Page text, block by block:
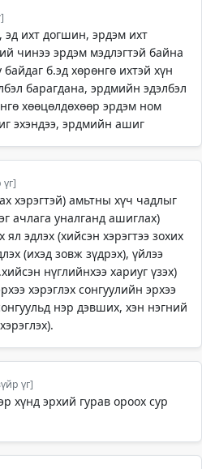
эд ихт догшин, эрдэм ихт
чинээ эрдэм мэдлэгтэй байна
б.эд хөрөнгө ихтэй хүн
барагдана, эрдмийн эдэлбэл
хөөцөлдөхөөр эрдэм ном
эхэндээ, эрдмийн ашиг
үг]
хэрэгтэй) амьтны хүч чадлыг
ачлага уналганд ашиглах)
ял эдлэх (хийсэн хэрэгтээ зохих
(ихэд зовж зүдрэх), үйлээ
нүглийнхээ хариуг үзэх)
хэрэглэх сонгуулийн эрхээ
нэр дэвших, хэн нэгний
үг]
хүнд эрхий гурав ороох сур